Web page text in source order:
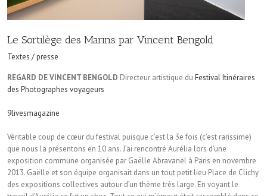
Le Sortilège des Marins par Vincent Bengold
Textes / presse
REGARD DE VINCENT BENGOLD Directeur artistique du Festival Itinéraires
des Photographes voyageurs
9livesmagazine
Véritable coup de cœur du festival puisque c’est la 3e fois (c’est rarissime)
que nous la présentons en 10 ans. J’ai rencontré Aurélia lors d’une
exposition commune organisée par Gaëlle Abravanel à Paris en novembre
2013. Gaëlle et son équipe organisait dans un tout petit lieu Place de Clichy
des expositions collectives autour d’un thème très large. En voyant le